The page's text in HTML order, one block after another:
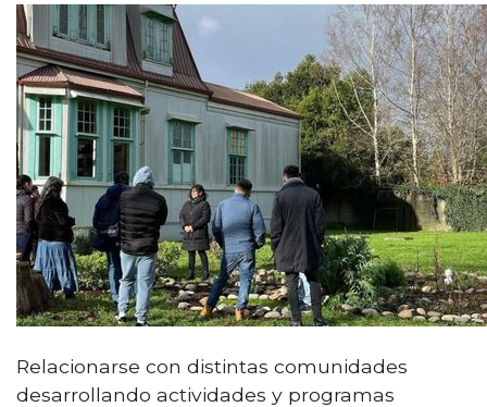
Relacionarse con distintas comunidades
desarrollando actividades y programas